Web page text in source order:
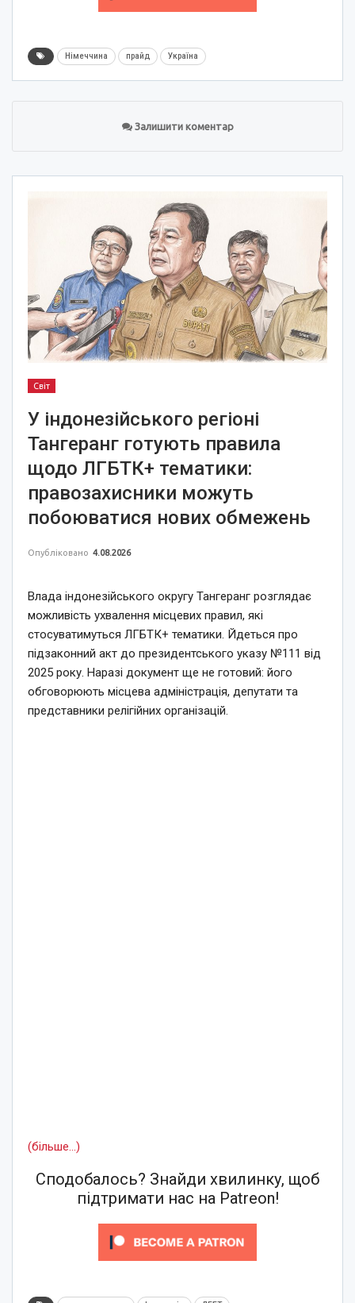
Німеччина прайд Україна
Залишити коментар
Світ
У індонезійського регіоні
Тангеранг готують правила
щодо ЛГБТК+ тематики:
правозахисники можуть
побоюватися нових обмежень
Опубліковано 4.08.2026
Влада індонезійського округу Тангеранг розглядає
можливість ухвалення місцевих правил, які
стосуватимуться ЛГБТК+ тематики. Йдеться про
підзаконний акт до президентського указу №111 від
2025 року. Наразі документ ще не готовий: його
обговорюють місцева адміністрація, депутати та
представники релігійних організацій.
(більше…)
Сподобалось? Знайди хвилинку, щоб
підтримати нас на Patreon!